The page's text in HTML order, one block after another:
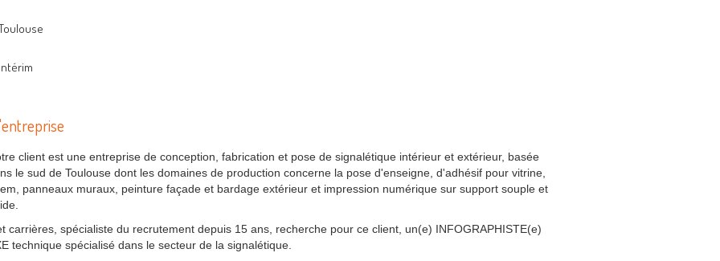
client est une entreprise de conception, fabrication et pose de signalétique intérieur et extérieur, basée
le sud de Toulouse dont les domaines de production concerne la pose d'enseigne, d'adhésif pour vitrine,
panneaux muraux, peinture façade et bardage extérieur et impression numérique sur support souple et
carrières, spécialiste du recrutement depuis 15 ans, recherche pour ce client, un(e) INFOGRAPHISTE(e)
technique spécialisé dans le secteur de la signalétique.